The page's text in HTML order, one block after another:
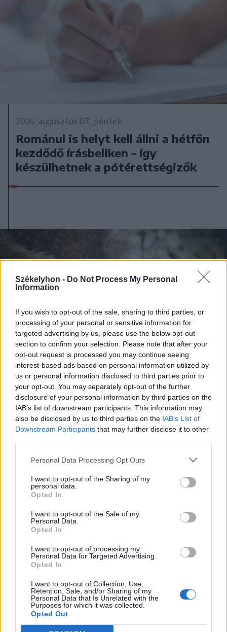
Székelyhon - Do Not Process My Personal
Information
If you wish to opt-out of the sale, sharing to third parties, or
processing of your personal or sensitive information for
targeted advertising by us, please use the below opt-out
section to confirm your selection. Please note that after your
opt-out request is processed you may continue seeing
interest-based ads based on personal information utilized by
us or personal information disclosed to third parties prior to
your opt-out. You may separately opt-out of the further
disclosure of your personal information by third parties on the
IAB’s list of downstream participants. This information may
also be disclosed by us to third parties on the IAB’s List of
Downstream Participants that may further disclose it to other
Personal Data Processing Opt Outs
I want to opt-out of the Sharing of my
personal data.
Opted In
I want to opt-out of the Sale of my
Personal Data.
Opted In
I want to opt-out of processing my
Personal Data for Targeted Advertising.
Opted In
I want to opt-out of Collection, Use,
Retention, Sale, and/or Sharing of my
Personal Data that Is Unrelated with the
Purposes for which it was collected.
Opted Out
2026. augusztus 07., péntek
Románul is helyt kell állni a hétfőn
kezdődő írásbeliken – így
készülhetnek a pótérettségizők
2026. augusztus 07., péntek
Visszaküldte a parlamentnek
Nicușor Dan a közel 900 medve
kilövését lehetővé tevő törvényt